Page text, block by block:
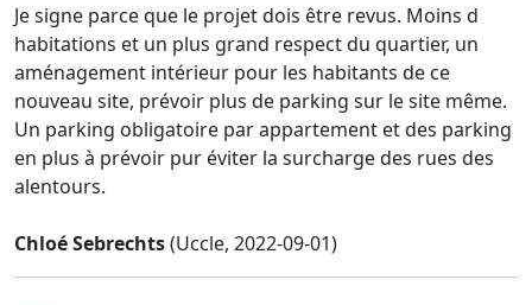
Je signe parce que le projet dois être revus. Moins d
habitations et un plus grand respect du quartier, un
aménagement intérieur pour les habitants de ce
nouveau site, prévoir plus de parking sur le site même.
Un parking obligatoire par appartement et des parking
en plus à prévoir pur éviter la surcharge des rues des
alentours.
Chloé Sebrechts(Uccle, 2022-09-01)